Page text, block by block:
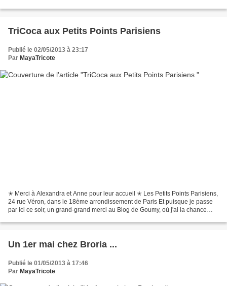
TriCoca aux Petits Points Parisiens
Publié le 02/05/2013 à 23:17
Par MayaTricote
✭ Merci à Alexandra et Anne pour leur accueil ✭ Les Petits Points Parisiens,
24 rue Véron, dans le 18ème arrondissement de Paris Et puisque je passe
par ici ce soir, un grand-grand merci au Blog de Goumy, où j'ai la chance
Un 1er mai chez Broria ...
Publié le 01/05/2013 à 17:46
Par MayaTricote